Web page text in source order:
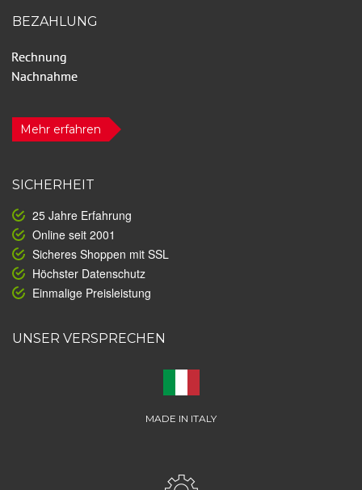
BEZAHLUNG
Mehr erfahren
SICHERHEIT
25 Jahre Erfahrung
Online seit 2001
Sicheres Shoppen mit SSL
Höchster Datenschutz
Einmalige Preisleistung
UNSER VERSPRECHEN
MADE IN ITALY